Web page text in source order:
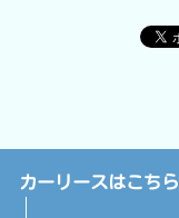
カーリースはこちら